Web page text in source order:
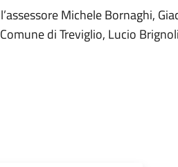
Michele Bornaghi,
di Treviglio, Lucio